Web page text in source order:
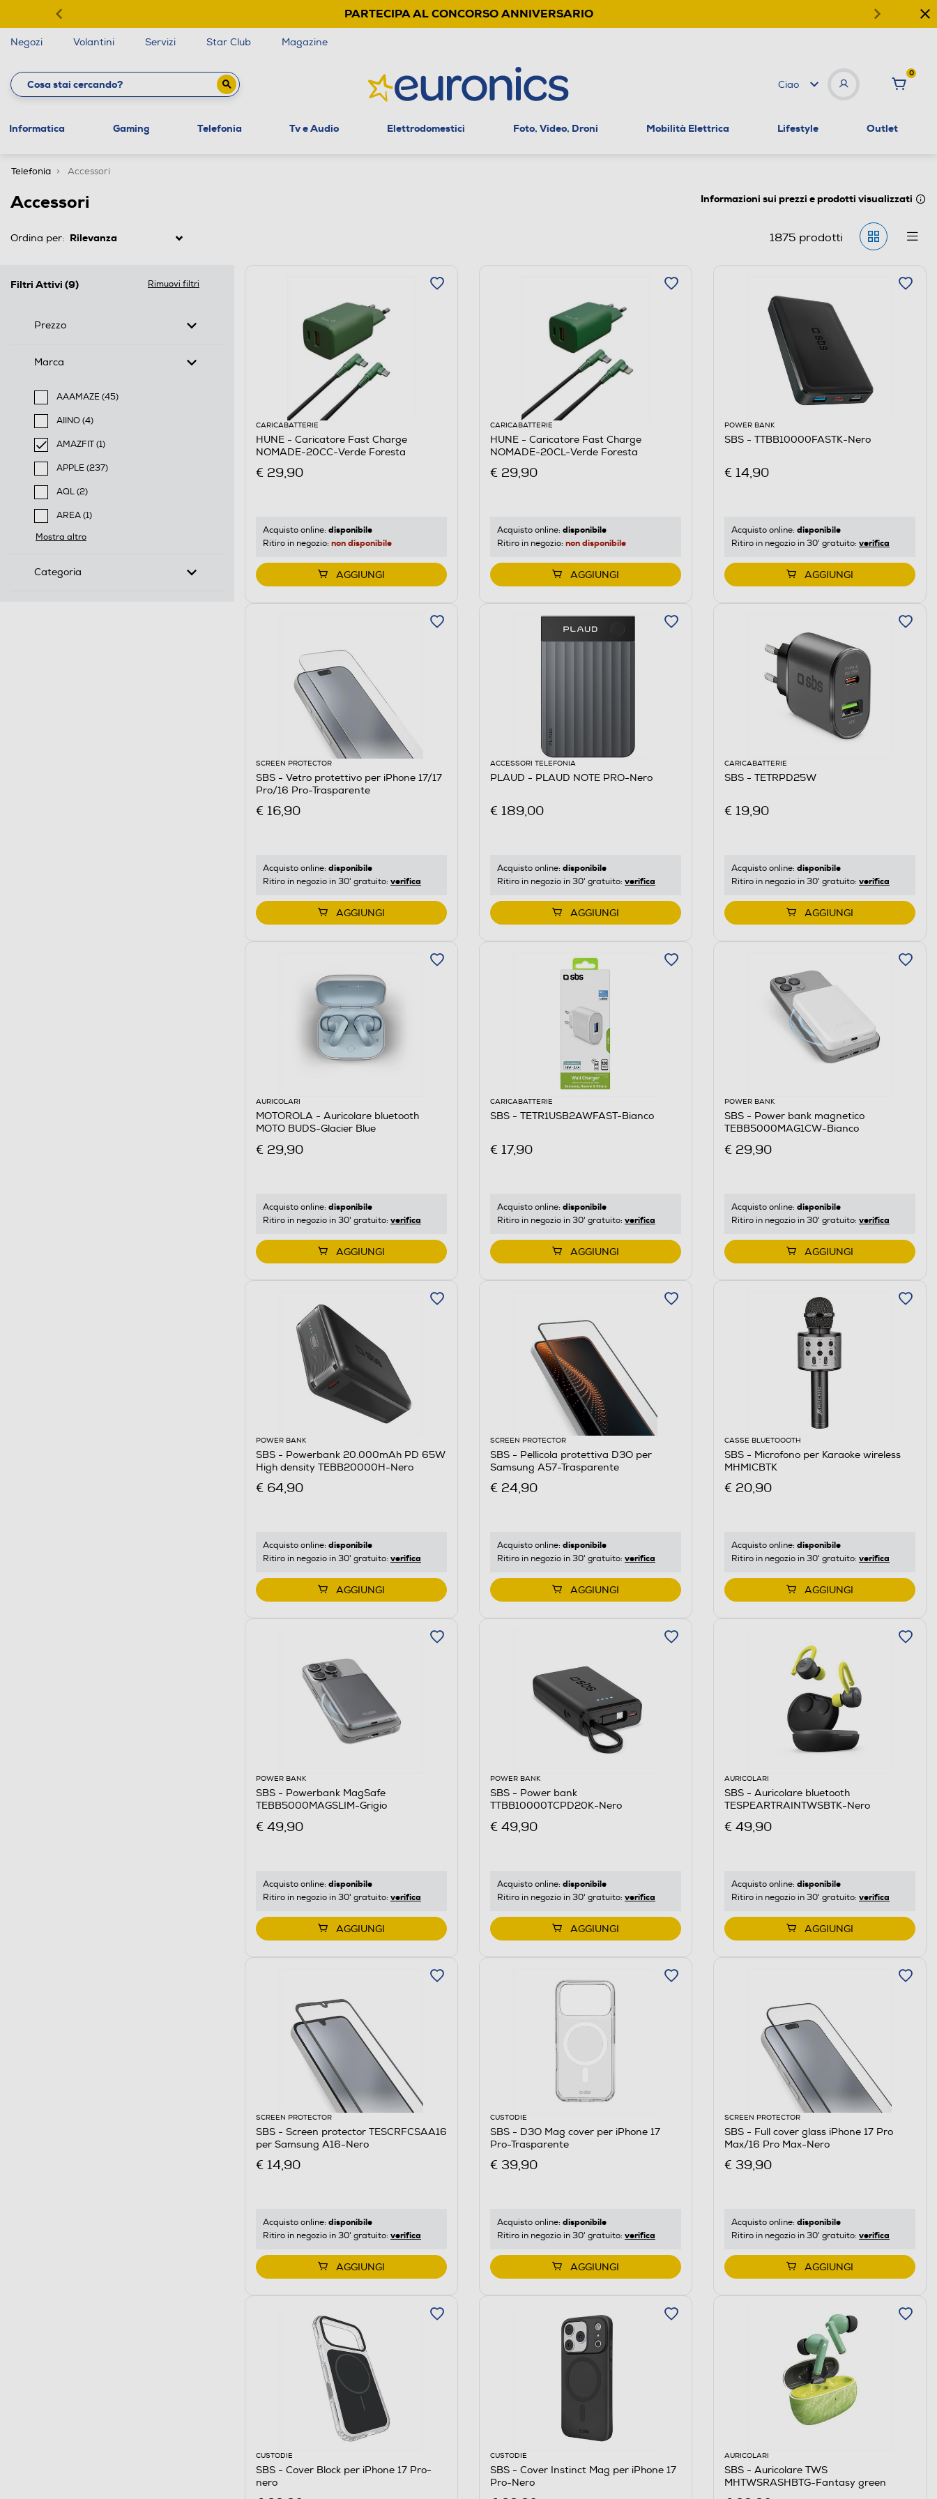
PARTECIPA AL CONCORSO ANNIVERSARIO
Negozi Volantini Servizi Star Club Magazine
Ciao
0
Informatica Gaming Telefonia Tv e Audio Elettrodomestici Foto, Video, Droni Mobilità Elettrica Lifestyle Outlet
Telefonia Accessori
Accessori Informazioni sui prezzi e prodotti visualizzati
Ordina per: 1875 prodotti
Filtri Attivi (9) Rimuovi filtri
Prezzo
Marca
AAAMAZE (45)
Filtra per Marca: AAAMAZE
AIINO (4)
Filtra per Marca: AIINO
AMAZFIT (1)
selected Filtro applicato per Marca: AMAZFIT
APPLE (237)
Filtra per Marca: APPLE
AQL (2)
Filtra per Marca: AQL
AREA (1)
Filtra per Marca: AREA
Mostra altro
Categoria
CARICABATTERIE
HUNE - Caricatore Fast Charge
NOMADE-20CC-Verde Foresta
€ 29,90
Acquisto online: disponibile
Ritiro in negozio: non disponibile
AGGIUNGI
CARICABATTERIE
HUNE - Caricatore Fast Charge
NOMADE-20CL-Verde Foresta
€ 29,90
Acquisto online: disponibile
Ritiro in negozio: non disponibile
AGGIUNGI
POWER BANK
SBS - TTBB10000FASTK-Nero
€ 14,90
Acquisto online: disponibile
Ritiro in negozio in 30' gratuito: verifica
AGGIUNGI
SCREEN PROTECTOR
SBS - Vetro protettivo per iPhone 17/17
Pro/16 Pro-Trasparente
€ 16,90
Acquisto online: disponibile
Ritiro in negozio in 30' gratuito: verifica
AGGIUNGI
ACCESSORI TELEFONIA
PLAUD - PLAUD NOTE PRO-Nero
€ 189,00
Acquisto online: disponibile
Ritiro in negozio in 30' gratuito: verifica
AGGIUNGI
CARICABATTERIE
SBS - TETRPD25W
€ 19,90
Acquisto online: disponibile
Ritiro in negozio in 30' gratuito: verifica
AGGIUNGI
AURICOLARI
MOTOROLA - Auricolare bluetooth
MOTO BUDS-Glacier Blue
€ 29,90
Acquisto online: disponibile
Ritiro in negozio in 30' gratuito: verifica
AGGIUNGI
CARICABATTERIE
SBS - TETR1USB2AWFAST-Bianco
€ 17,90
Acquisto online: disponibile
Ritiro in negozio in 30' gratuito: verifica
AGGIUNGI
POWER BANK
SBS - Power bank magnetico
TEBB5000MAG1CW-Bianco
€ 29,90
Acquisto online: disponibile
Ritiro in negozio in 30' gratuito: verifica
AGGIUNGI
POWER BANK
SBS - Powerbank 20.000mAh PD 65W
High density TEBB20000H-Nero
€ 64,90
Acquisto online: disponibile
Ritiro in negozio in 30' gratuito: verifica
AGGIUNGI
SCREEN PROTECTOR
SBS - Pellicola protettiva D3O per
Samsung A57-Trasparente
€ 24,90
Acquisto online: disponibile
Ritiro in negozio in 30' gratuito: verifica
AGGIUNGI
CASSE BLUETOOOTH
SBS - Microfono per Karaoke wireless
MHMICBTK
€ 20,90
Acquisto online: disponibile
Ritiro in negozio in 30' gratuito: verifica
AGGIUNGI
POWER BANK
SBS - Powerbank MagSafe
TEBB5000MAGSLIM-Grigio
€ 49,90
Acquisto online: disponibile
Ritiro in negozio in 30' gratuito: verifica
AGGIUNGI
POWER BANK
SBS - Power bank
TTBB10000TCPD20K-Nero
€ 49,90
Acquisto online: disponibile
Ritiro in negozio in 30' gratuito: verifica
AGGIUNGI
AURICOLARI
SBS - Auricolare bluetooth
TESPEARTRAINTWSBTK-Nero
€ 49,90
Acquisto online: disponibile
Ritiro in negozio in 30' gratuito: verifica
AGGIUNGI
SCREEN PROTECTOR
SBS - Screen protector TESCRFCSAA16
per Samsung A16-Nero
€ 14,90
Acquisto online: disponibile
Ritiro in negozio in 30' gratuito: verifica
AGGIUNGI
CUSTODIE
SBS - D3O Mag cover per iPhone 17
Pro-Trasparente
€ 39,90
Acquisto online: disponibile
Ritiro in negozio in 30' gratuito: verifica
AGGIUNGI
SCREEN PROTECTOR
SBS - Full cover glass iPhone 17 Pro
Max/16 Pro Max-Nero
€ 39,90
Acquisto online: disponibile
Ritiro in negozio in 30' gratuito: verifica
AGGIUNGI
CUSTODIE
SBS - Cover Block per iPhone 17 Pro-
nero
CUSTODIE
SBS - Cover Instinct Mag per iPhone 17
Pro-Nero
AURICOLARI
SBS - Auricolare TWS
MHTWSRASHBTG-Fantasy green